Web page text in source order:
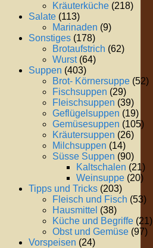
Kräuterküche (218)
Salate (113)
Marinaden (9)
Sonstiges (178)
Brotaufstrich (62)
Wurst(64)
Suppen (403)
Brot- Körnersuppe (52)
Fischsuppen (29)
Fleischsuppen (39)
Geflügelsuppen (19)
Gemüsesuppen (105)
Kräutersuppen (26)
Milchsuppen (14)
Süsse Suppen (90)
Kaltschalen (21)
Weinsuppe (20)
Tipps und Tricks (203)
Fleisch und Fisch (53)
Hausmittel (38)
Küche und Begriffe (21)
Obst und Gemüse (97)
Vorspeisen (24)